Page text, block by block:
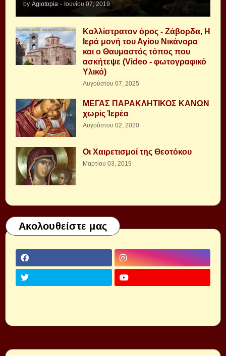
by Agiotopia - Ιουνίου 07, 2019
Καλλίστρατον όρος - Ζάβορδα, Η
Ιερά μονή του Αγίου Νικάνορα
και ο Θαυμαστός τόπος που
ασκήτεψε (Video - φωτογραφικό
Υλικό)
Αυγούστου 07, 2025
ΜΕΓΑΣ ΠΑΡΑΚΛΗΤΙΚΟΣ ΚΑΝΩΝ
χωρὶς Ἱερέα
Αυγούστου 02, 2020
Οι Χαιρετισμοί της Θεοτόκου
Μαρτίου 03, 2019
Ακολουθείστε μας